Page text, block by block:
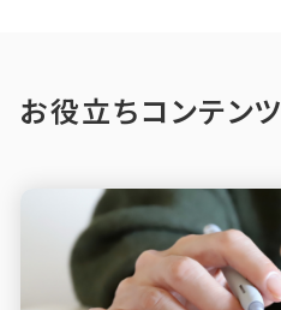
お役立ちコンテンツ